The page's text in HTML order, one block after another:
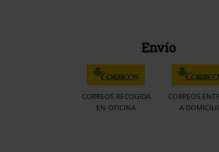
Envío
CORREOS RECOGIDA
EN OFICINA
CORREOS
A